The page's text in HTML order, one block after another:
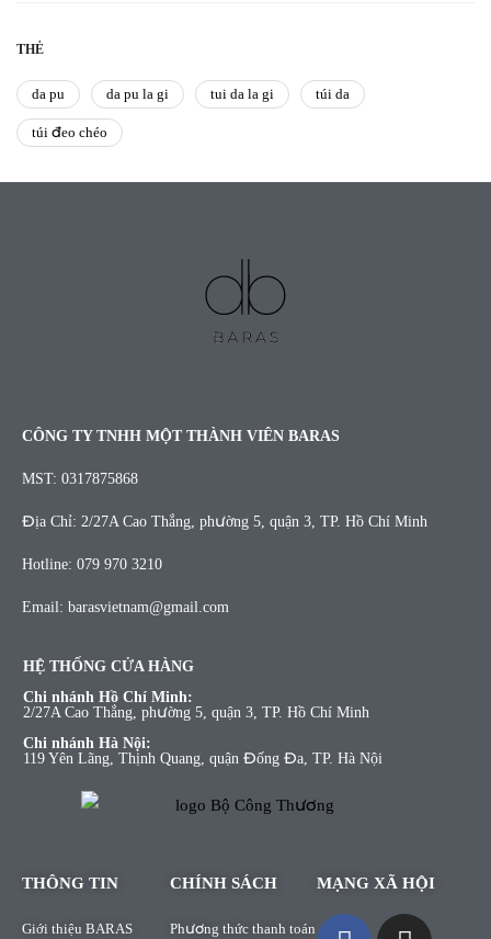
THẺ
da pu da pu la gi tui da la gi túi da
túi đeo chéo
CÔNG TY TNHH MỘT THÀNH VIÊN BARAS
MST: 0317875868
Địa Chỉ: 2/27A Cao Thắng, phường 5, quận 3, TP. Hồ Chí Minh
Hotline: 079 970 3210
Email: barasvietnam@gmail.com
HỆ THỐNG CỬA HÀNG
Chi nhánh Hồ Chí Minh:
2/27A Cao Thắng, phường 5, quận 3, TP. Hồ Chí Minh
Chi nhánh Hà Nội:
119 Yên Lãng, Thịnh Quang, quận Đống Đa, TP. Hà Nội
THÔNG TIN
Giới thiệu BARAS
CHÍNH SÁCH
Phương thức thanh toán
MẠNG XÃ HỘI